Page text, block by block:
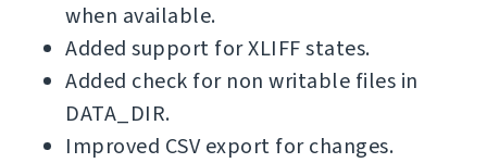
when available.
Added support for XLIFF states.
Added check for non writable files in
DATA_DIR.
Improved CSV export for changes.